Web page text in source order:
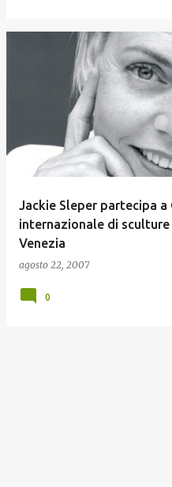
Jackie Sleper partecipa a
internazionale di
Venezia
agosto 22, 2007
0